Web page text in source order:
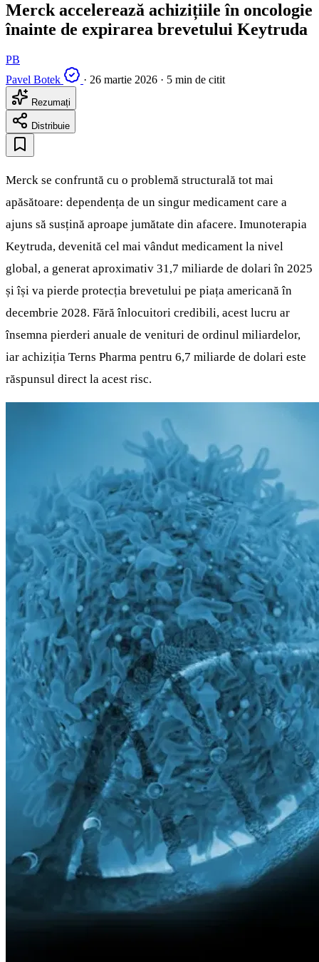
Merck accelerează achizițiile în oncologie
înainte de expirarea brevetului Keytruda
PB
Pavel Botek
· 26 martie 2026 · 5 min de citit
Rezumați
Distribuie
Merck se confruntă cu o problemă structurală tot mai
apăsătoare: dependența de un singur medicament care a
ajuns să susțină aproape jumătate din afacere. Imunoterapia
Keytruda, devenită cel mai vândut medicament la nivel
global, a generat aproximativ 31,7 miliarde de dolari în 2025
și își va pierde protecția brevetului pe piața americană în
decembrie 2028. Fără înlocuitori credibili, acest lucru ar
însemna pierderi anuale de venituri de ordinul miliardelor,
iar achiziția Terns Pharma pentru 6,7 miliarde de dolari este
răspunsul direct la acest risc.